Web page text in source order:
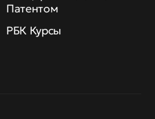
Патентом
РБК Курсы